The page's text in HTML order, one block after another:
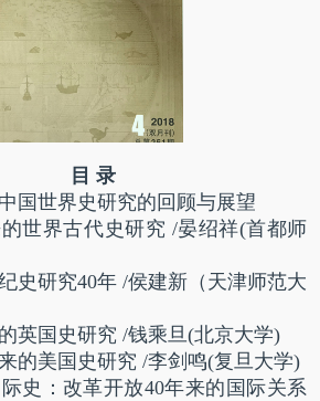
目 录
世界史研究的回顾与展望
界古代史研究 /晏绍祥(首都师
研究40年 /侯建新（天津师范大
国史研究 /钱乘旦(北京大学)
美国史研究 /李剑鸣(复旦大学)
：改革开放40年来的国际关系